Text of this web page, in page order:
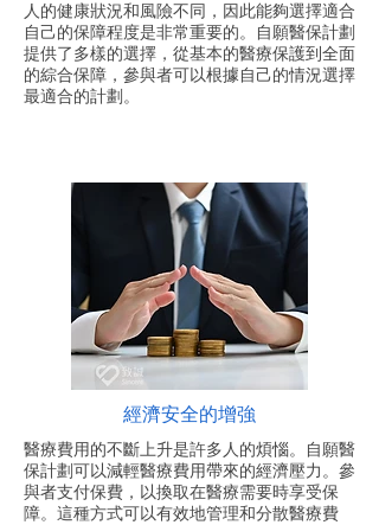
人的健康狀況和風險不同，因此能夠選擇適合
自己的保障程度是非常重要的。自願醫保計劃
提供了多樣的選擇，從基本的醫療保護到全面
的綜合保障，參與者可以根據自己的情況選擇
最適合的計劃。
經濟安全的增強
醫療費用的不斷上升是許多人的煩惱。自願醫
保計劃可以減輕醫療費用帶來的經濟壓力。參
與者支付保費，以換取在醫療需要時享受保
障。這種方式可以有效地管理和分散醫療費